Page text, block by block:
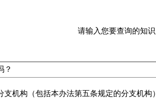
请输入您要查询的知识
？
支机构（包括本办法第五条规定的分支机